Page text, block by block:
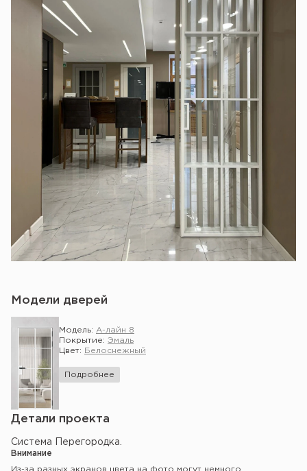
Модели дверей
Модель: А-лайн 8
Покрытие: Эмаль
Цвет:
Белоснежный
Подробнее
Детали проекта
Система Перегородка.
Внимание
Из-за разных экранов цвета на фото могут немного